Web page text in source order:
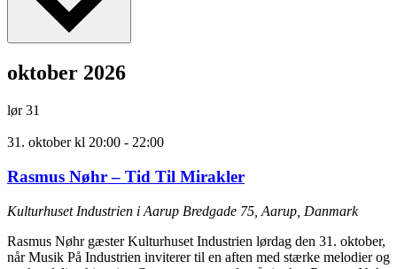
oktober 2026
lør31
31. oktober kl 20:00 - 22:00
Rasmus Nøhr – Tid Til Mirakler
Kulturhuset Industrien i Aarup Bredgade 75, Aarup, Danmark
Rasmus Nøhr gæster Kulturhuset Industrien lørdag den 31. oktober,
når Musik På Industrien inviterer til en aften med stærke melodier og